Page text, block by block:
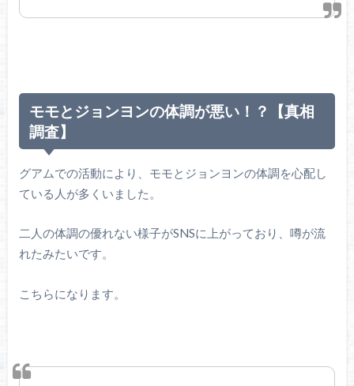
モモとジョンヨンの体調が悪い！？【真相
調査】
グアムでの活動により、モモとジョンヨンの体調を心配し
ている人が多くいました。
二人の体調の優れない様子がSNSに上がっており、噂が流
れたみたいです。
こちらになります。